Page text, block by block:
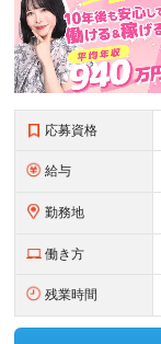
応募資格
給与
勤務地
働き方
残業時間